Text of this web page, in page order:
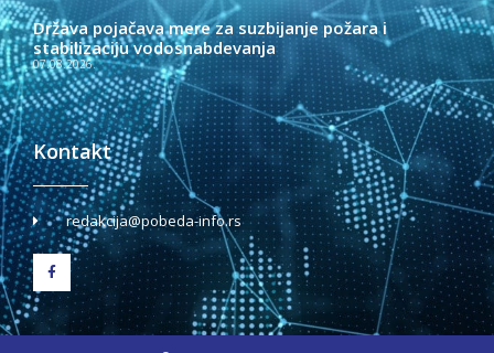
Država pojačava mere za suzbijanje požara i
stabilizaciju vodosnabdevanja
07.08.2026.
Kontakt
redakcija@pobeda-info.rs